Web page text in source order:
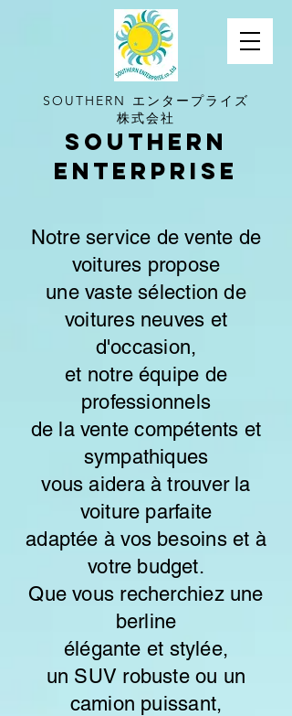
SOUTHERN エンタープライズ
株式会社
Southern
Enterprise
Notre service de vente de
voitures propose
une vaste sélection de
voitures neuves et
d'occasion,
et notre équipe de
professionnels
de la vente compétents et
sympathiques
vous aidera à trouver la
voiture parfaite
adaptée à vos besoins et à
votre budget.
Que vous recherchiez une
berline
élégante et stylée,
un SUV robuste ou un
camion puissant,